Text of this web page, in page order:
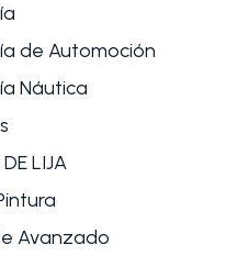
de Automoción
Náutica
LIJA
Avanzado